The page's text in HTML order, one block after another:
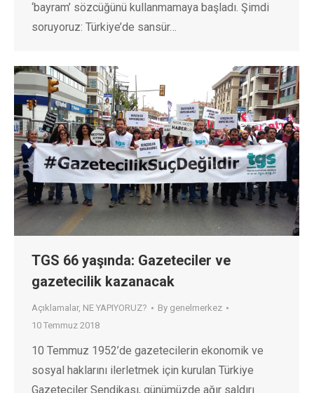
‘bayram’ sözcüğünü kullanmamaya başladı. Şimdi
soruyoruz: Türkiye’de sansür…
TGS 66 yaşında: Gazeteciler ve
gazetecilik kazanacak
Açıklamalar, NE YAPIYORUZ? By genelmerkez
10 Temmuz 2018
10 Temmuz 1952’de gazetecilerin ekonomik ve
sosyal haklarını ilerletmek için kurulan Türkiye
Gazeteciler Sendikası, günümüzde ağır saldırı